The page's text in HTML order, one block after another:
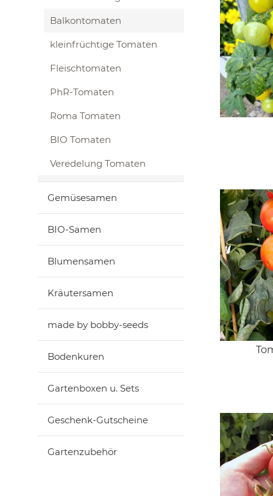
Balkontomaten
kleinfrüchtige Tomaten
Fleischtomaten
PhR-Tomaten
Roma Tomaten
BIO Tomaten
Veredelung Tomaten
Gemüsesamen
BIO-Samen
Blumensamen
Kräutersamen
made by bobby-seeds
Bodenkuren
Gartenboxen u. Sets
Geschenk-Gutscheine
Gartenzubehör